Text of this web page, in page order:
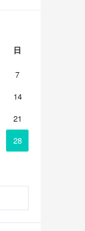
日
7
14
21
28